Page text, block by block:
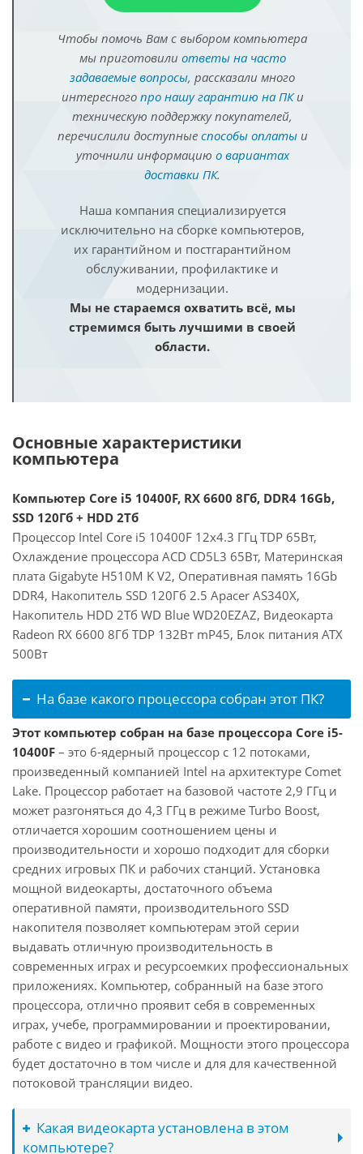
Чтобы помочь Вам с выбором компьютера
мы приготовили ответы на часто
задаваемые вопросы, рассказали много
интересного про нашу гарантию на ПКи
техническую поддержку покупателей,
перечислили доступные способы оплатыи
уточнили информацию о вариантах
доставки ПК.
Наша компания специализируется
исключительно на сборке компьютеров,
их гарантийном и постгарантийном
обслуживании, профилактике и
модернизации.
Мы не стараемся охватить всё, мы
стремимся быть лучшими в своей
области.
Основные характеристики
компьютера
Компьютер Core i5 10400F, RX 6600 8Гб, DDR4 16Gb,
SSD 120Гб + HDD 2Тб
Процессор Intel Core i5 10400F 12x4.3 ГГц TDP 65Вт,
Охлаждение процессора ACD CD5L3 65Вт, Материнская
плата Gigabyte H510M K V2, Оперативная память 16Gb
DDR4, Накопитель SSD 120Гб 2.5 Apacer AS340X,
Накопитель HDD 2Тб WD Blue WD20EZAZ, Видеокарта
Radeon RX 6600 8Гб TDP 132Вт mP45, Блок питания ATX
500Вт
На базе какого процессора собран этот ПК?
Этот компьютер собран на базе процессора Core i5-
10400F – это 6-ядерный процессор с 12 потоками,
произведенный компанией Intel на архитектуре Comet
Lake. Процессор работает на базовой частоте 2,9 ГГц и
может разгоняться до 4,3 ГГц в режиме Turbo Boost,
отличается хорошим соотношением цены и
производительности и хорошо подходит для сборки
средних игровых ПК и рабочих станций. Установка
мощной видеокарты, достаточного объема
оперативной памяти, производительного SSD
накопителя позволяет компьютерам этой серии
выдавать отличную производительность в
современных играх и ресурсоемких профессиональных
приложениях. Компьютер, собранный на базе этого
процессора, отлично проявит себя в современных
играх, учебе, программировании и проектировании,
работе с видео и графикой. Мощности этого процессора
будет достаточно в том числе и для для качественной
потоковой трансляции видео.
Какая видеокарта установлена в этом
компьютере?